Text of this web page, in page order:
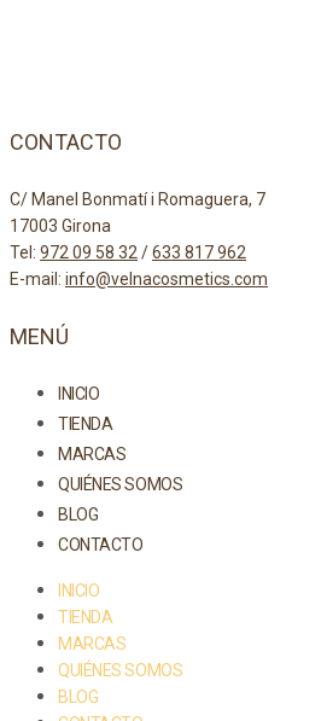
CONTACTO
C/ Manel Bonmatí i Romaguera, 7
17003 Girona
Tel: 972 09 58 32/633 817 962
E-mail: info@velnacosmetics.com
MENÚ
INICIO
TIENDA
MARCAS
QUIÉNES SOMOS
BLOG
CONTACTO
INICIO
TIENDA
MARCAS
QUIÉNES SOMOS
BLOG